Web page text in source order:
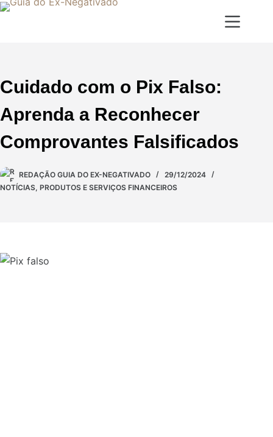
Cuidado com o Pix Falso:
Aprenda a Reconhecer
Comprovantes Falsificados
REDAÇÃO GUIA DO EX-NEGATIVADO
29/12/2024
NOTÍCIAS, PRODUTOS E SERVIÇOS FINANCEIROS